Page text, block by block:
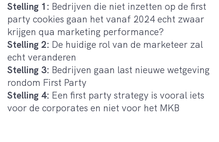
Stelling 1: Bedrijven die niet inzetten op de first
party cookies gaan het vanaf 2024 echt zwaar
krijgen qua marketing performance?
Stelling 2: De huidige rol van de marketeer zal
echt veranderen
Stelling 3: Bedrijven gaan last nieuwe wetgeving
rondom First Party
Stelling 4: Een first party strategy is vooral iets
voor de corporates en niet voor het MKB